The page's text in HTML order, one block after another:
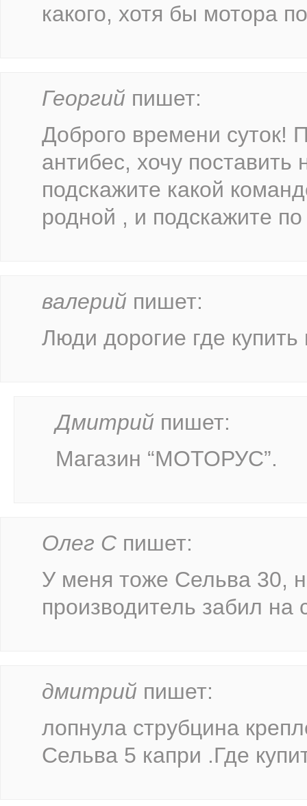
какого, хотя бы мотора
Георгий пишет:
Доброго времени суток!
антибес, хочу поставить
подскажите какой
родной , и подскажите
валерий пишет:
Люди дорогие где
Дмитрий пишет:
Магазин “МОТОРУС”.
Олег С пишет:
У меня тоже Сельва 30,
производитель забил на
дмитрий пишет:
лопнула струбцина
Сельва 5 капри .Где